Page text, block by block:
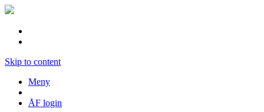
Skip to content
Meny
ÅF login